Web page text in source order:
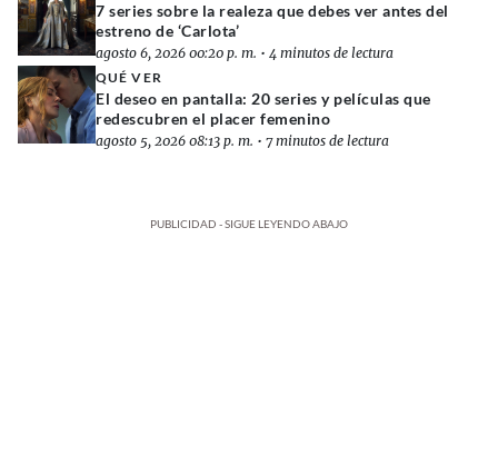
7 series sobre la realeza que debes ver antes del
estreno de ‘Carlota’
agosto 6, 2026 00:20 p. m. • 4 minutos de lectura
QUÉ VER
El deseo en pantalla: 20 series y películas que
redescubren el placer femenino
agosto 5, 2026 08:13 p. m. • 7 minutos de lectura
PUBLICIDAD - SIGUE LEYENDO ABAJO